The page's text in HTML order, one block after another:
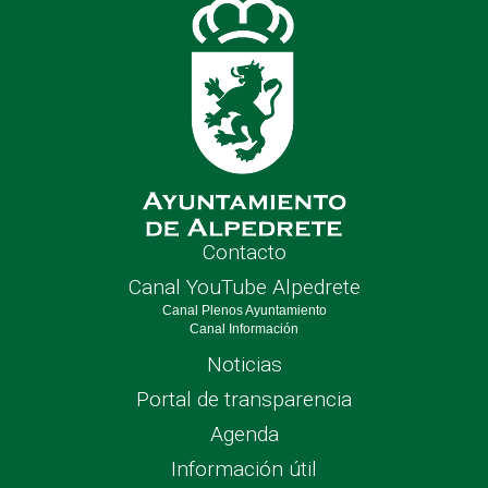
Contacto
Canal YouTube Alpedrete
Canal Plenos Ayuntamiento
Canal Información
Noticias
Portal de transparencia
Agenda
Información útil